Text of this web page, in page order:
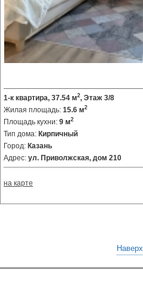
1-к квартира, 37.54 м2, Этаж 3/8
Жилая площадь: 15.6 м2
Площадь кухни: 9 м2
Тип дома: Кирпичный
Город: Казань
Адрес: ул. Приволжская, дом 210
на карте
Наверх